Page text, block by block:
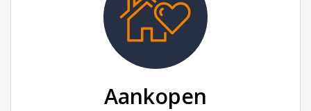
Aankopen